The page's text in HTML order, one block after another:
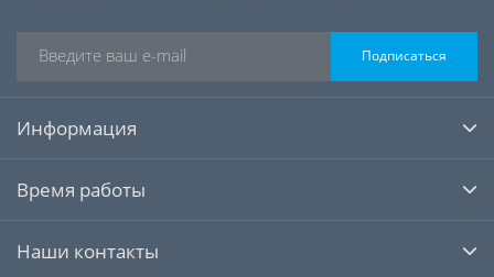
Подписаться
Информация
Время работы
Наши контакты